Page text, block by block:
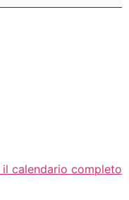
il calendario completo